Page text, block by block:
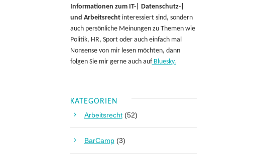
Informationen zum IT-| Datenschutz-|
und Arbeitsrechtinteressiert sind, sondern
auch persönliche Meinungen zu Themen wie
Politik, HR, Sport oder auch einfach mal
Nonsense von mir lesen möchten, dann
folgen Sie mir gerne auch aufBluesky.
KATEGORIEN
Arbeitsrecht(52)
BarCamp(3)